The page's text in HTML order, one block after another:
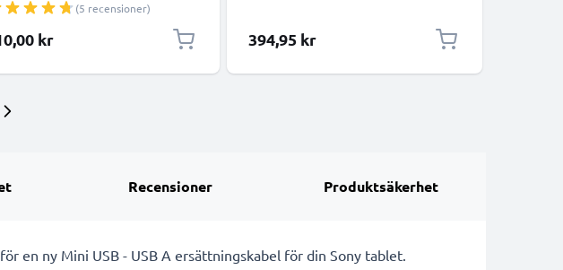
5V - adapter med 1,2m
(5 recensioner)
kr
Smartklocka m.m. – 2x 20W PD USB
Snabbladdare i Svart och Vitt
394,95 kr
Recensioner Produktsäkerhet
en ny Mini USB - USB A ersättningskabel för din Sony tablet.